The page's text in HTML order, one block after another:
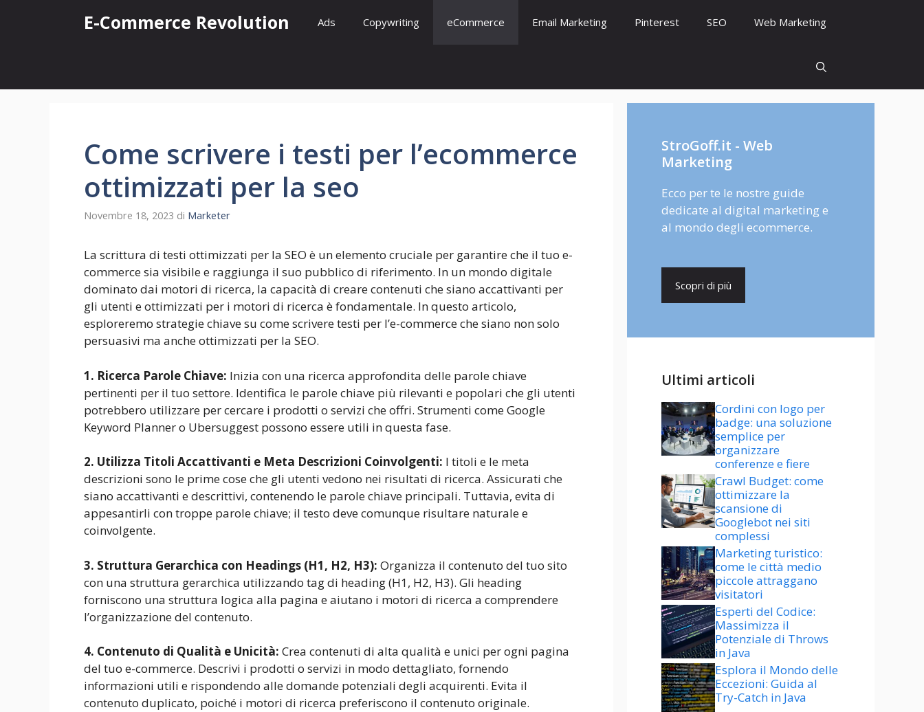
E-Commerce Revolution Ads Copywriting eCommerce Email Marketing Pinterest SEO Web Marketing
Come scrivere i testi per l’ecommerce
ottimizzati per la seo
Novembre 18, 2023 di Marketer
La scrittura di testi ottimizzati per la SEO è un elemento cruciale per garantire che il tuo e-
commerce sia visibile e raggiunga il suo pubblico di riferimento. In un mondo digitale
dominato dai motori di ricerca, la capacità di creare contenuti che siano accattivanti per
gli utenti e ottimizzati per i motori di ricerca è fondamentale. In questo articolo,
esploreremo strategie chiave su come scrivere testi per l’e-commerce che siano non solo
persuasivi ma anche ottimizzati per la SEO.
1. Ricerca Parole Chiave: Inizia con una ricerca approfondita delle parole chiave
pertinenti per il tuo settore. Identifica le parole chiave più rilevanti e popolari che gli utenti
potrebbero utilizzare per cercare i prodotti o servizi che offri. Strumenti come Google
Keyword Planner o Ubersuggest possono essere utili in questa fase.
2. Utilizza Titoli Accattivanti e Meta Descrizioni Coinvolgenti: I titoli e le meta
descrizioni sono le prime cose che gli utenti vedono nei risultati di ricerca. Assicurati che
siano accattivanti e descrittivi, contenendo le parole chiave principali. Tuttavia, evita di
appesantirli con troppe parole chiave; il testo deve comunque risultare naturale e
coinvolgente.
3. Struttura Gerarchica con Headings (H1, H2, H3): Organizza il contenuto del tuo sito
con una struttura gerarchica utilizzando tag di heading (H1, H2, H3). Gli heading
forniscono una struttura logica alla pagina e aiutano i motori di ricerca a comprendere
l’organizzazione del contenuto.
4. Contenuto di Qualità e Unicità: Crea contenuti di alta qualità e unici per ogni pagina
del tuo e-commerce. Descrivi i prodotti o servizi in modo dettagliato, fornendo
informazioni utili e rispondendo alle domande potenziali degli acquirenti. Evita il
contenuto duplicato, poiché i motori di ricerca preferiscono il contenuto originale.
StroGoff.it - Web
Marketing
Ecco per te le nostre guide
dedicate al digital marketing e
al mondo degli ecommerce.
Scopri di più
Ultimi articoli
Cordini con logo per
badge: una soluzione
semplice per
organizzare
conferenze e fiere
Crawl Budget: come
ottimizzare la
scansione di
Googlebot nei siti
complessi
Marketing turistico:
come le città medio
piccole attraggano
visitatori
Esperti del Codice:
Massimizza il
Potenziale di Throws
in Java
Esplora il Mondo delle
Eccezioni: Guida al
Try-Catch in Java